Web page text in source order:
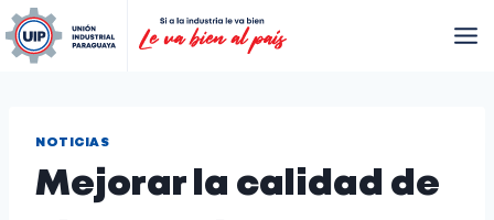
NOTICIAS
Mejorar la calidad de